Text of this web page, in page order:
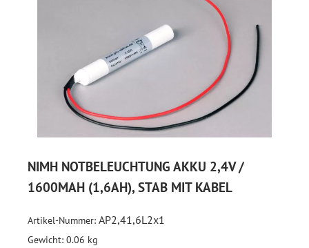
NIMH NOTBELEUCHTUNG AKKU 2,4V /
1600MAH (1,6AH), STAB MIT KABEL
Artikel-Nummer: AP2,41,6L2x1
Gewicht: 0.06 kg